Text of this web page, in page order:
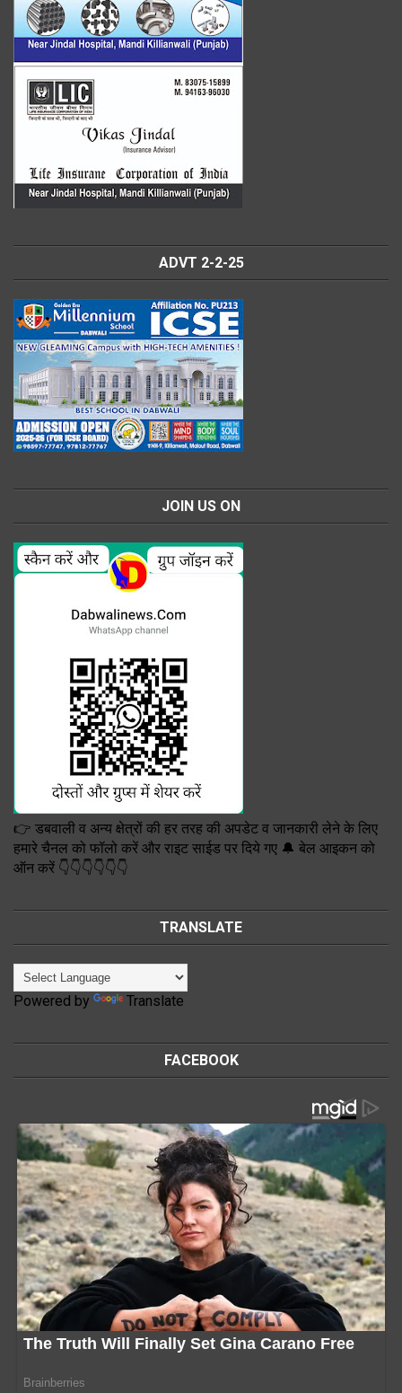
ADVT 2-2-25
JOIN US ON
👉 डबवाली व अन्य क्षेत्रों की हर तरह की अपडेट व जानकारी लेने के लिए
हमारे चैनल को फॉलो करें और राइट साईड पर दिये गए 🔔 बेल आइकन को
ऑन करें 👇👇👇👇👇👇
TRANSLATE
Powered by Translate
FACEBOOK